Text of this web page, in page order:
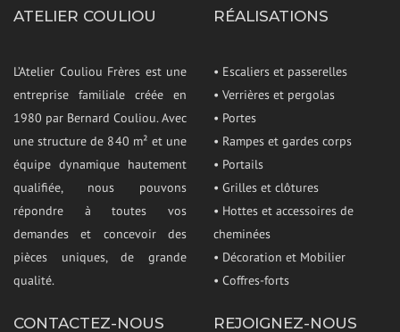
ATELIER COULIOU
L’Atelier Couliou Frères est une
entreprise familiale créée en
1980 par Bernard Couliou. Avec
une structure de 840 m² et une
équipe dynamique hautement
qualifiée, nous pouvons
répondre à toutes vos
demandes et concevoir des
pièces uniques, de grande
qualité.
RÉALISATIONS
• Escaliers et passerelles
• Verrières et pergolas
• Portes
• Rampes et gardes corps
• Portails
• Grilles et clôtures
• Hottes et accessoires de
cheminées
• Décoration et Mobilier
• Coffres-forts
CONTACTEZ-NOUS REJOIGNEZ-NOUS